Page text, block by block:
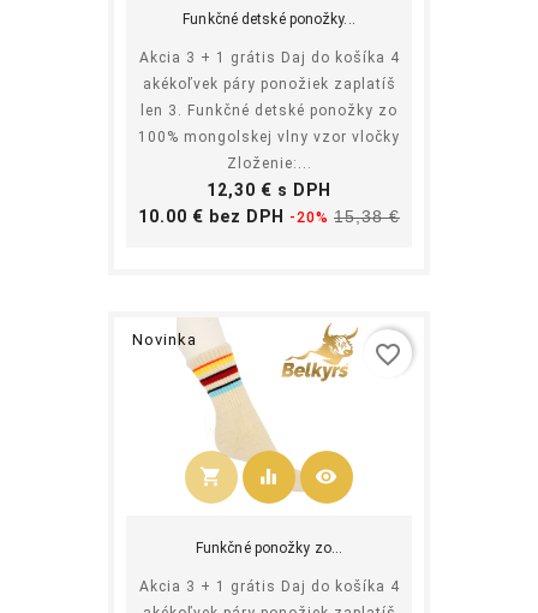
Funkčné detské ponožky...
Akcia 3 + 1 grátis Daj do košíka 4
akékoľvek páry ponožiek zaplatíš
len 3. Funkčné detské ponožky zo
100% mongolskej vlny vzor vločky
Zloženie:...
Cena
12,30 € s DPH
10.00 € bez DPH Základná
-20% 15,38 €Cena
Novinka
shopping_cart
Kúpiť
equalizer visibility
Funkčné ponožky zo...
Akcia 3 + 1 grátis Daj do košíka 4
favorite_border